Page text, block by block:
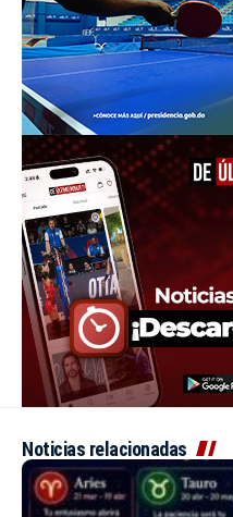
Noticias relacionadas